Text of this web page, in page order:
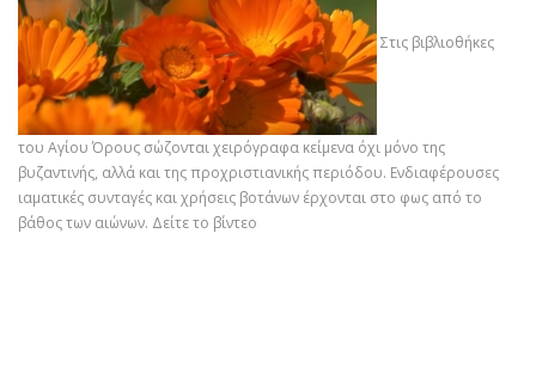
Στις βιβλιοθήκες
του Αγίου Όρους σώζονται χειρόγραφα κείμενα όχι μόνο της
βυζαντινής, αλλά και της προχριστιανικής περιόδου. Ενδιαφέρουσες
ιαματικές συνταγές και χρήσεις βοτάνων έρχονται στο φως από το
βάθος των αιώνων. Δείτε το βίντεο